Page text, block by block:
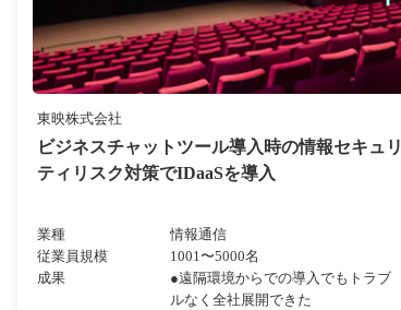
東映株式会社
ビジネスチャットツール導入時の情報セキュリ
ティリスク対策でIDaaSを導入
業種
情報通信
従業員規模
1001〜5000名
成果
●遠隔環境からでの導入でもトラブ
ルなく全社展開できた